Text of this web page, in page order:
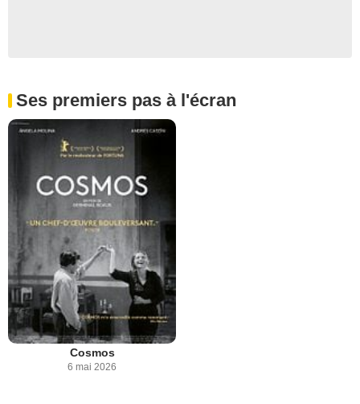
Ses premiers pas à l'écran
Cosmos
6 mai 2026